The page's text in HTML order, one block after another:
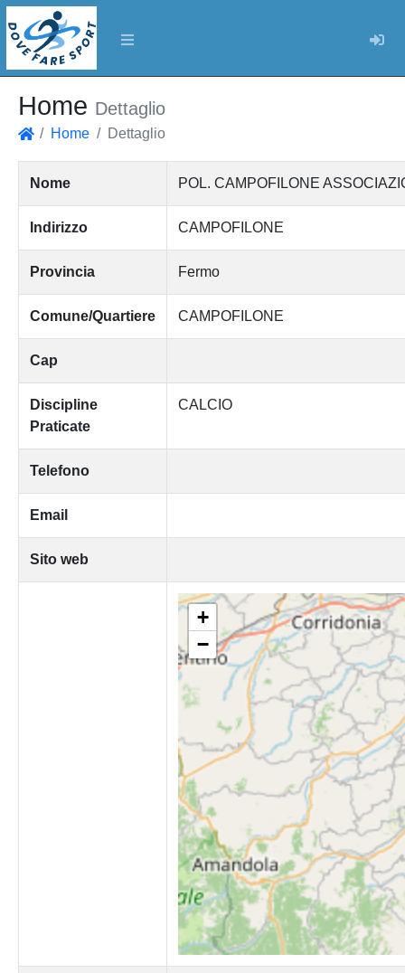
Home Dettaglio
Home Dettaglio
Nome POL. CAMPOFILONE
Indirizzo CAMPOFILONE
Provincia Fermo
Comune/Quartiere CAMPOFILONE
Cap
Discipline
Praticate
CALCIO
Telefono
Email
Sito web
+
−